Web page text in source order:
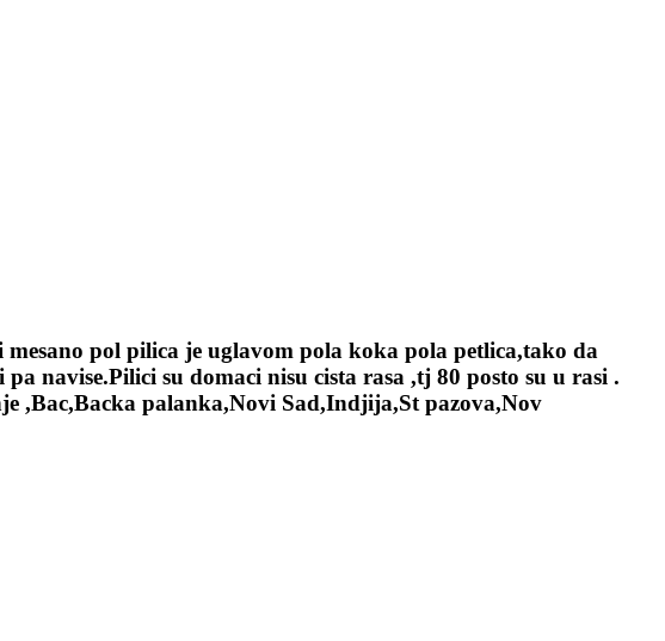
pol pilica je uglavom pola koka pola petlica,tako da
navise.Pilici su domaci nisu cista rasa ,tj 80 posto su u rasi .
,Bac,Backa palanka,Novi Sad,Indjija,St pazova,Nov